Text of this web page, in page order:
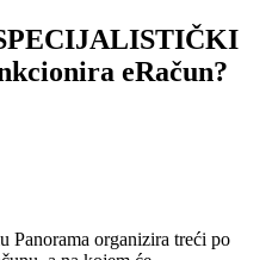
eRačun?
Panorama organizira treći po